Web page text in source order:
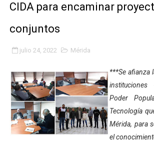
Gobierno bolivariano avanza en la
Instituto Nacional de Nutrición
Gobernación de Mérida fortalece el
Corposalud inició talleres para
CIDA para encaminar
conjuntos
julio 24, 2022 Mérida
***Se afianza
Poder
Tecnología
Mérida, para
el